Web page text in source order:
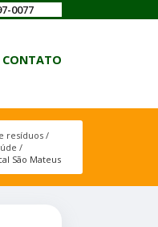
0077
CONTATO
resíduos
São Mateus